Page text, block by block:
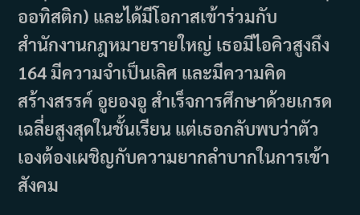
ออทิสติก) และได้มีโอกาสเข้าร่วมกับ
สำนักงานกฎหมายรายใหญ่ เธอมีไอคิวสูงถึง
164 มีความจำเป็นเลิศ และมีความคิด
สร้างสรรค์ อูยองอู สำเร็จการศึกษาด้วยเกรด
เฉลี่ยสูงสุดในชั้นเรียน แต่เธอกลับพบว่าตัว
เองต้องเผชิญกับความยากลำบากในการเข้า
สังคม